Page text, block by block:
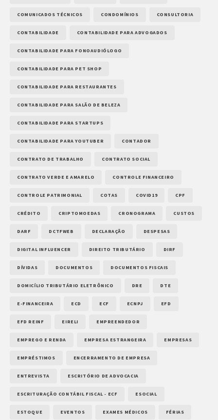
COMUNICADOS TÉCNICOS CONDOMÍNIOS CONSULTORIA
CONTABILIDADE CONTABILIDADE PARA ADVOGADOS
CONTABILIDADE PARA FONOAUDIÓLOGO
CONTABILIDADE PARA PET SHOP
CONTABILIDADE PARA RESTAURANTES
CONTABILIDADE PARA SALÃO DE BELEZA
CONTABILIDADE PARA STARTUPS
CONTABILIDADE PARA YOUTUBER CONTADOR
CONTRATO DE TRABALHO CONTRATO SOCIAL
CONTRATO VERDE E AMARELO CONTROLE FINANCEIRO
CONTROLE PATRIMONIAL COTAS COVID19 CPF
CRÉDITO CRIPTOMOEDAS CRONOGRAMA CUSTOS
DARF DCTFWEB DECLARAÇÃO DESPESAS
DIGITAL INFLUENCER DIREITO TRIBUTÁRIO DIRF
DÍVIDAS DOCUMENTOS DOCUMENTOS FISCAIS
DOMICÍLIO TRIBUTÁRIO ELETRÔNICO DRE DTE
E-FINANCEIRA ECD ECF ECNPJ EFD
EFD REINF EIRELI EMPREENDEDOR
EMPREGO E RENDA EMPRESA ESTRANGEIRA EMPRESAS
EMPRÉSTIMOS ENCERRAMENTO DE EMPRESA
ENTREVISTA ESCRITÓRIO DE ADVOCACIA
ESCRITURAÇÃO CONTÁBIL FISCAL - ECF ESOCIAL
ESTOQUE EVENTOS EXAMES MÉDICOS FÉRIAS